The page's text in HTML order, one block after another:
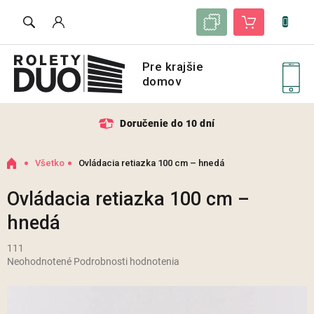
Zoznam vzoriek Nákupný košík
Doručenie do 10 dní
Domov
Všetko Ovládacia retiazka 100 cm – hnedá
Ovládacia retiazka 100 cm –
hnedá
111
Priemerné
Neohodnotené Podrobnosti hodnotenia